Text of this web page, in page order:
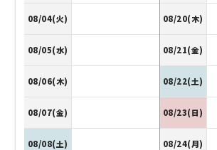
08/04(火)
08/05(水)
08/06(木)
08/07(金)
08/08(土)
08/20(木)
08/21(金)
08/22(土)
08/23(日)
08/24(月)